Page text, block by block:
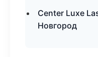
Center Luxe
Новгород